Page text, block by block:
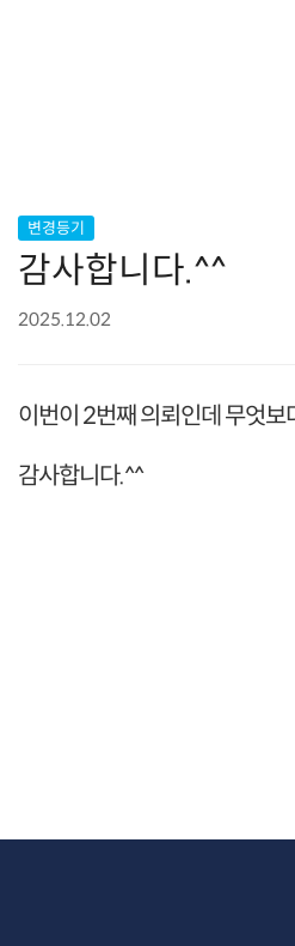
변경등기
감사합니다.^^
2025.12.02
이번이 2번째 의뢰인데 무엇
감사합니다.^^